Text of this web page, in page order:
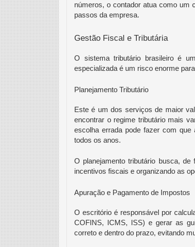
números, o contador atua como um
passos da empresa.
Gestão Fiscal e Tributária
O sistema tributário brasileiro é
especializada é um risco enorme
Planejamento Tributário
Este é um dos serviços de maior
encontrar o regime tributário mais
escolha errada pode fazer com
todos os anos.
O planejamento tributário busca,
incentivos fiscais e organizando as
Apuração e Pagamento de Impostos
O escritório é responsável por
COFINS, ICMS, ISS) e gerar as
correto e dentro do prazo, evitando